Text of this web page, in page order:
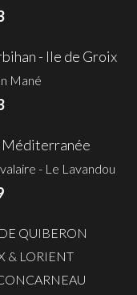
- Ile de Groix
Mané
Méditerranée
- Le Lavandou
QUIBERON
& LORIENT